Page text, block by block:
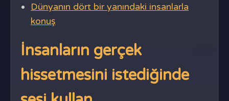
Dünyanın dört bir yanındaki insanlarla
konuş
İnsanların gerçek
hissetmesini istediğinde